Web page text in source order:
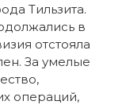
Тильзита.
в
отстояла
За умелые
операций,